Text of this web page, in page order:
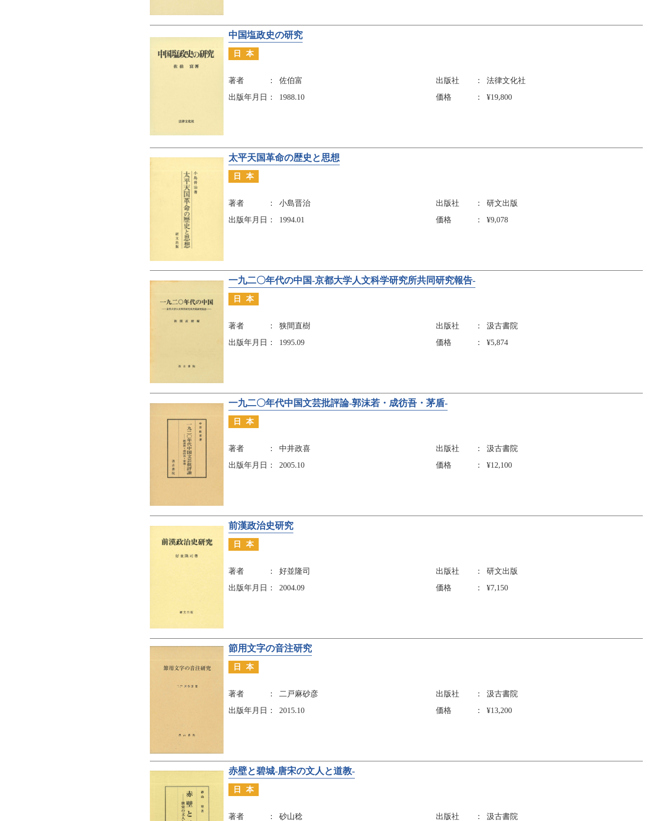
中国塩政史の研究
日本
著者 佐伯富 出版社
法律文化社
出版年月日
1988.10 価格 ¥19,800
太平天国革命の歴史と思想
日本
著者 小島晋治 出版社
研文出版
出版年月日
1994.01 価格 ¥9,078
一九二〇年代の中国-京都大学人文科学研究所共同研究報告-
日本
著者 狭間直樹 出版社
汲古書院
出版年月日
1995.09 価格 ¥5,874
一九二〇年代中国文芸批評論-郭沫若・成彷吾・茅盾-
日本
著者 中井政喜 出版社
汲古書院
出版年月日
2005.10 価格 ¥12,100
前漢政治史研究
日本
著者 好並隆司 出版社
研文出版
出版年月日
2004.09 価格 ¥7,150
節用文字の音注研究
日本
著者 二戸麻砂彦 出版社
汲古書院
出版年月日
2015.10 価格 ¥13,200
赤壁と碧城-唐宋の文人と道教-
日本
著者 砂山稔 出版社 汲古書院